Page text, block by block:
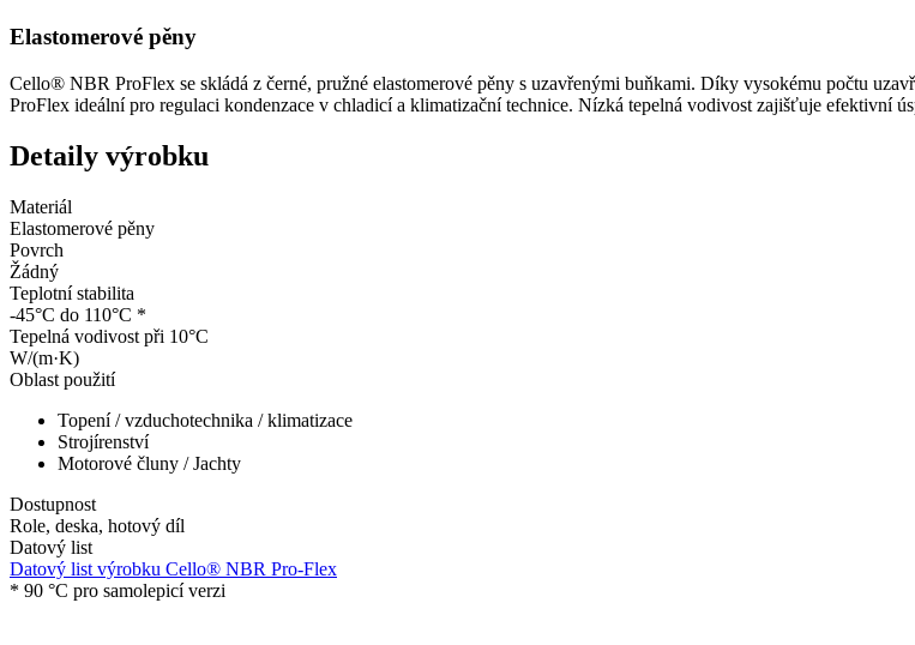
Elastomerové pěny
Cello® NBR ProFlex se skládá z černé, pružné elastomerové pěny s uzavřenými buňkami. Díky vysokému počtu
ProFlex ideální pro regulaci kondenzace v chladicí a klimatizační technice. Nízká tepelná vodivost zajišťuje efektivní
Detaily výrobku
Materiál
Elastomerové pěny
Povrch
Žádný
Teplotní stabilita
-45°C do 110°C *
Tepelná vodivost při 10°C
W/(m·K)
Oblast použití
Topení / vzduchotechnika / klimatizace
Strojírenství
Motorové čluny / Jachty
Dostupnost
Role, deska, hotový díl
Datový list
Datový list výrobku Cello® NBR Pro-Flex
* 90 °C pro samolepicí verzi